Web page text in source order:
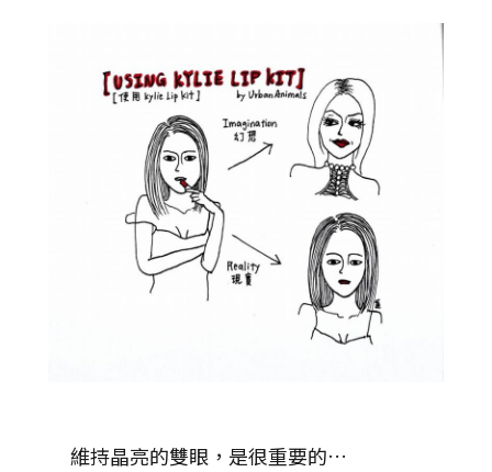
維持晶亮的雙眼，是很重要的…